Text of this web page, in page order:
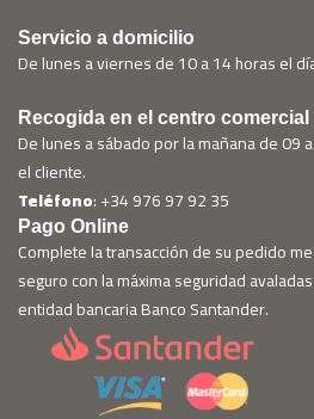
Servicio a domicilio
De lunes a viernes de 10 a 14 horas el
Recogida en el centro comercial
De lunes a sábado por la mañana de 09
el cliente.
Teléfono: +34 976 97 92 35
Pago Online
Complete la transacción de su pedido
seguro con la máxima seguridad
entidad bancaria Banco Santander.